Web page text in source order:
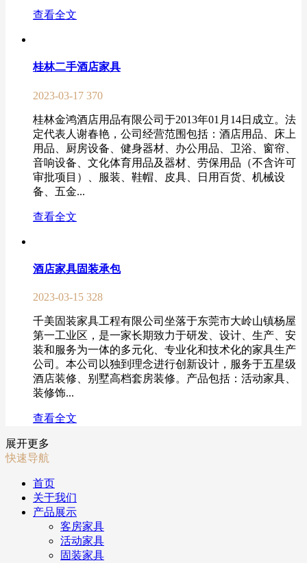
查看全文
桂林二手酒店家具
2023-03-17 370
桂林金鸿酒店用品有限公司于2013年01月14日成立。法
定代表人谢春艳，公司经营范围包括：酒店用品、床上
用品、厨房设备、健身器材、办公用品、卫浴、窗帘、
音响设备、文化体育用品及器材、劳保用品（不含许可
审批项目）、服装、鞋帽、皮具、日用百货、机械设
备、五金...
查看全文
酒店家具固装承包
2023-03-15 328
千美固装家具工程有限公司坐落于东莞市大岭山镇杨屋
第一工业区，是一家长期致力于研发、设计、生产、安
装和服务为一体的多元化、专业化和技术化的家具生产
公司。本公司以独到理念进行创新设计，服务于五星级
酒店装修、别墅高档套房装修。产品包括：活动家具、
装修饰...
查看全文
展开更多
快速导航
首页
关于我们
产品展示
客房家具
活动家具
固装家具